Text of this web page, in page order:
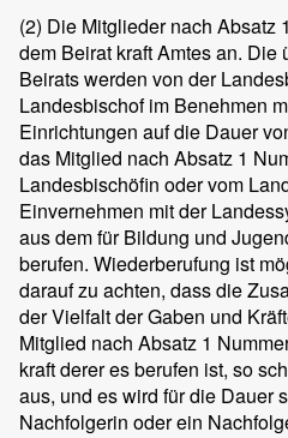
(2) Die Mitglieder nach Absatz
dem Beirat kraft Amtes an. Die
Beirats werden von der
Landesbischof im Benehmen
Einrichtungen auf die Dauer
das Mitglied nach Absatz 1
Landesbischöfin oder vom
Einvernehmen mit der
aus dem für Bildung und
berufen. Wiederberufung ist
darauf zu achten, dass die
der Vielfalt der Gaben und
Mitglied nach Absatz 1
kraft derer es berufen ist, so
aus, und es wird für die Dauer
Nachfolgerin oder ein